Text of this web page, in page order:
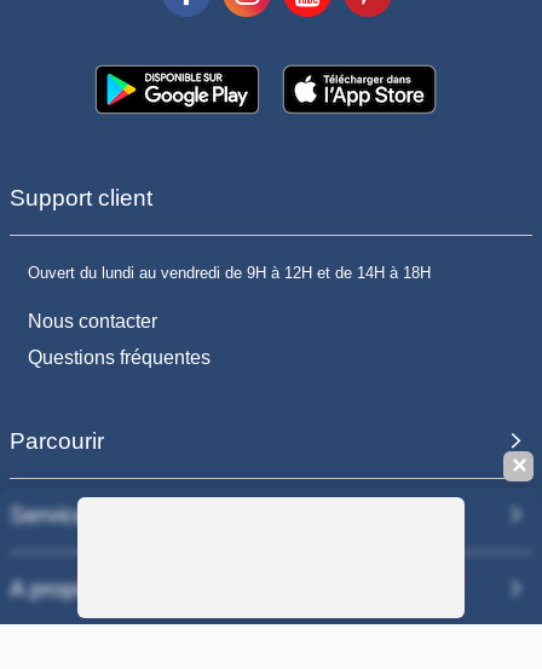
Support client
Ouvert du lundi au vendredi de 9H à 12H et de 14H à 18H
Nous contacter
Questions fréquentes
Parcourir
Services
A propos
✕